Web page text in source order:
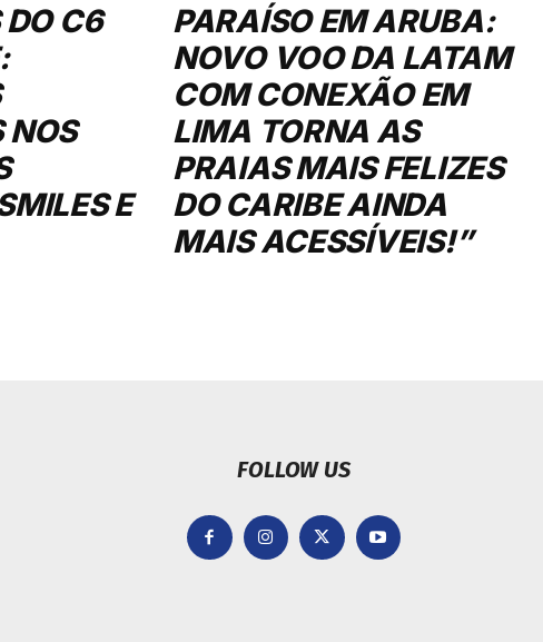
DO C6
NOS
E
PARAÍSO EM ARUBA:
NOVO VOO DA LATAM
COM CONEXÃO EM
LIMA TORNA AS
PRAIAS MAIS FELIZES
DO CARIBE AINDA
MAIS ACESSÍVEIS!”
FOLLOW US